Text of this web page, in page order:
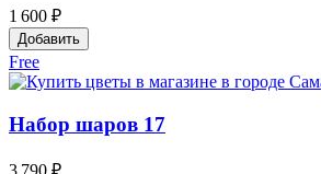
1 600 ₽
Добавить
Free
Набор шаров 17
3 790 ₽